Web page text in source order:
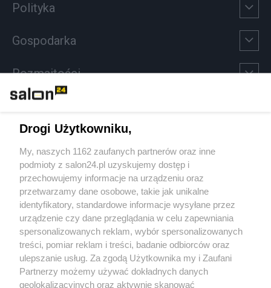
Polityka
Gospodarka
Rozmaitości
Sport
Społeczeństwo
Kultura
X Facebook Instagram Youtube
Drogi Użytkowniku,
My, naszych 1162 zaufanych partnerów oraz inne
podmioty z salon24.pl uzyskujemy dostęp i
przechowujemy informacje na urządzeniu oraz
przetwarzamy dane osobowe, takie jak unikalne
identyfikatory, standardowe informacje wysyłane przez
urządzenie czy dane przeglądania w celu zapewniania
spersonalizowanych reklam, wybór spersonalizowanych
treści, pomiar reklam i treści, badanie odbiorców oraz
ulepszanie usług. Za zgodą Użytkownika my i Zaufani
Partnerzy możemy używać dokładnych danych
geolokalizacyjnych oraz aktywnie skanować